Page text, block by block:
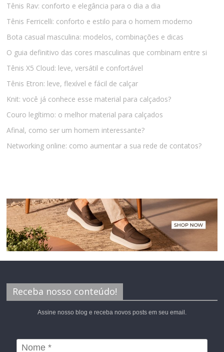
Tênis Rav: conforto e elegância para o dia a dia
Tênis Ferricelli: conforto e estilo para o homem moderno
Bota casual masculina: modelos, combinações e dicas
O guia definitivo das cores masculinas que combinam entre si
Tênis X5 Cloud: leve, versátil e confortável
Tênis Etron: leve, flexível e fácil de calçar
Knit: você já conhece esse material para calçados?
Couro legítimo: o melhor material para calçados
Afinal, como ser um homem interessante?
Networking online: como aumentar a sua rede de contatos?
Receba nosso conteúdo!
Assine nosso blog e receba novos posts em seu email.